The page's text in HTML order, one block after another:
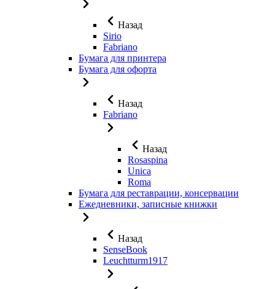
Назад
Sirio
Fabriano
Бумага для принтера
Бумага для офорта
Назад
Fabriano
Назад
Rosaspina
Unica
Roma
Бумага для реставрации, консервации
Ежедневники, записные книжки
Назад
SenseBook
Leuchtturm1917